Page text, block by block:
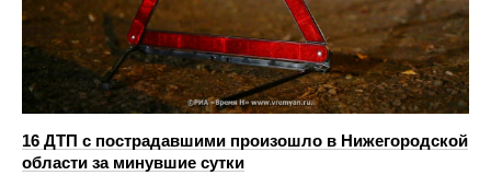
16 ДТП с пострадавшими произошло в Нижегородской
области за минувшие сутки